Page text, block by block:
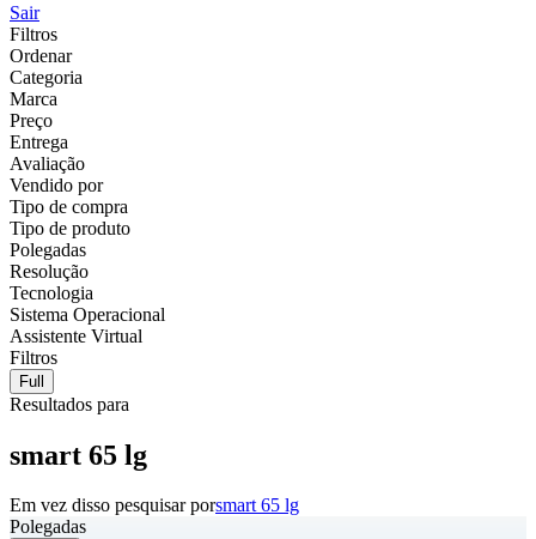
Sair
Filtros
Ordenar
Categoria
Marca
Preço
Entrega
Avaliação
Vendido por
Tipo de compra
Tipo de produto
Polegadas
Resolução
Tecnologia
Sistema Operacional
Assistente Virtual
Filtros
Full
Resultados para
smart 65 lg
Em vez disso pesquisar porsmart 65 lg
Polegadas